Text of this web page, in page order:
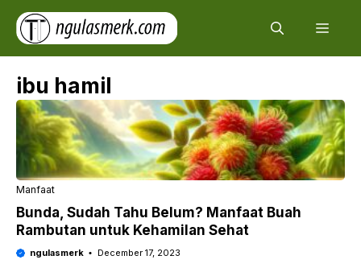
Skip
content
ibu hamil
Manfaat
Bunda, Sudah Tahu Belum? Manfaat Buah
Rambutan untuk Kehamilan Sehat
ngulasmerk December 17, 2023